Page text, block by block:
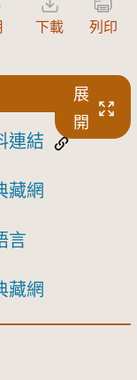
下載 列印
展
開
連結
藏網
言
藏網